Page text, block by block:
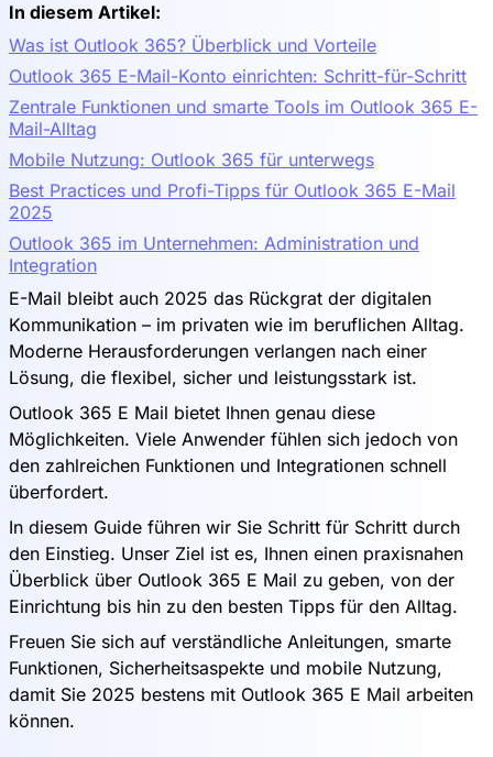
In diesem Artikel:
Was ist Outlook 365? Überblick und Vorteile
Outlook 365 E-Mail-Konto einrichten: Schritt-für-Schritt
Zentrale Funktionen und smarte Tools im Outlook 365 E-
Mail-Alltag
Mobile Nutzung: Outlook 365 für unterwegs
Best Practices und Profi-Tipps für Outlook 365 E-Mail
2025
Outlook 365 im Unternehmen: Administration und
Integration
E-Mail bleibt auch 2025 das Rückgrat der digitalen
Kommunikation – im privaten wie im beruflichen Alltag.
Moderne Herausforderungen verlangen nach einer
Lösung, die flexibel, sicher und leistungsstark ist.
Outlook 365 E Mail bietet Ihnen genau diese
Möglichkeiten. Viele Anwender fühlen sich jedoch von
den zahlreichen Funktionen und Integrationen schnell
überfordert.
In diesem Guide führen wir Sie Schritt für Schritt durch
den Einstieg. Unser Ziel ist es, Ihnen einen praxisnahen
Überblick über Outlook 365 E Mail zu geben, von der
Einrichtung bis hin zu den besten Tipps für den Alltag.
Freuen Sie sich auf verständliche Anleitungen, smarte
Funktionen, Sicherheitsaspekte und mobile Nutzung,
damit Sie 2025 bestens mit Outlook 365 E Mail arbeiten
können.